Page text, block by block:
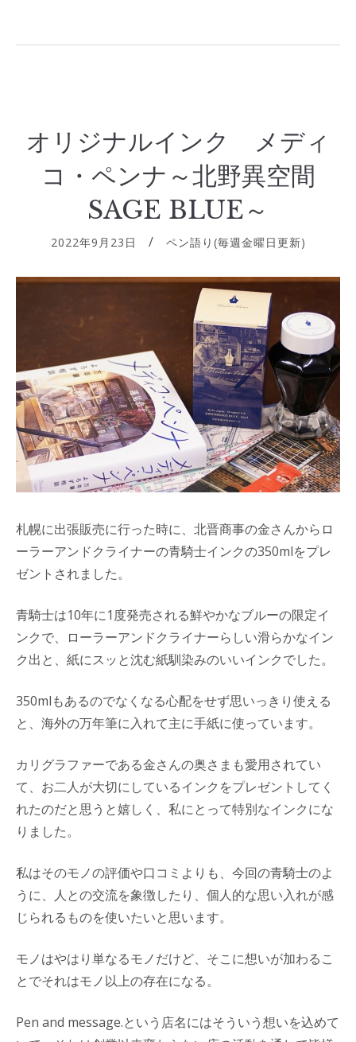
オリジナルインク メディ
コ・ペンナ～北野異空間
SAGE BLUE～
2022年9月23日 ペン語り(毎週金曜日更新)
札幌に出張販売に行った時に、北晋商事の金さんからロ
ーラーアンドクライナーの青騎士インクの350mlをプレ
ゼントされました。
青騎士は10年に1度発売される鮮やかなブルーの限定イ
ンクで、ローラーアンドクライナーらしい滑らかなイン
ク出と、紙にスッと沈む紙馴染みのいいインクでした。
350mlもあるのでなくなる心配をせず思いっきり使える
と、海外の万年筆に入れて主に手紙に使っています。
カリグラファーである金さんの奥さまも愛用されてい
て、お二人が大切にしているインクをプレゼントしてく
れたのだと思うと嬉しく、私にとって特別なインクにな
りました。
私はそのモノの評価や口コミよりも、今回の青騎士のよ
うに、人との交流を象徴したり、個人的な思い入れが感
じられるものを使いたいと思います。
モノはやはり単なるモノだけど、そこに想いが加わるこ
とでそれはモノ以上の存在になる。
Pen and message.という店名にはそういう想いを込めて